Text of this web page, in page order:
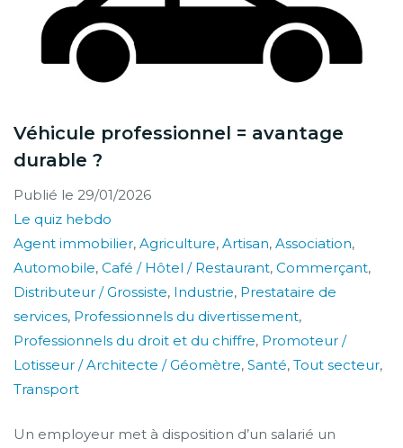
Véhicule professionnel = avantage
durable ?
Publié le 29/01/2026
Le quiz hebdo
Agent immobilier, Agriculture, Artisan, Association,
Automobile, Café / Hôtel / Restaurant, Commerçant,
Distributeur / Grossiste, Industrie, Prestataire de
services, Professionnels du divertissement,
Professionnels du droit et du chiffre, Promoteur /
Lotisseur / Architecte / Géomètre, Santé, Tout secteur,
Transport
Un employeur met à disposition d’un salarié un